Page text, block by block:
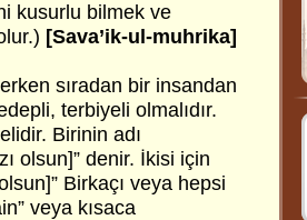
kusurlu bilmek ve
[Sava’ik-ul-muhrika]
sıradan bir insandan
terbiyeli olmalıdır.
Birinin adı
olsun]” denir. İkisi için
Birkaçı veya hepsi
veya kısaca